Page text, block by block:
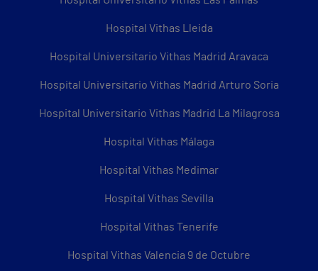
Hospital Vithas Lleida
Hospital Universitario Vithas Madrid Aravaca
Hospital Universitario Vithas Madrid Arturo Soria
Hospital Universitario Vithas Madrid La Milagrosa
Hospital Vithas Málaga
Hospital Vithas Medimar
Hospital Vithas Sevilla
Hospital Vithas Tenerife
Hospital Vithas Valencia 9 de Octubre